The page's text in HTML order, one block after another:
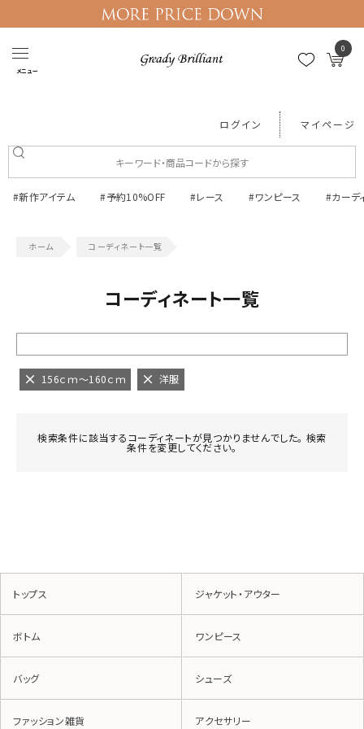
メニュー
0
ログイン マイページ
#新作アイテム #予約10%OFF #レース #ワンピース #カーデ
コーディネート一覧
コーディネート一覧
156ｃｍ～160ｃｍ 洋服
検索条件に該当するコーディネートが見つかりませんでした。 検索
条件を変更してください。
トップス ジャケット・アウター
ボトム ワンピース
バッグ シューズ
ファッション雑貨 アクセサリー